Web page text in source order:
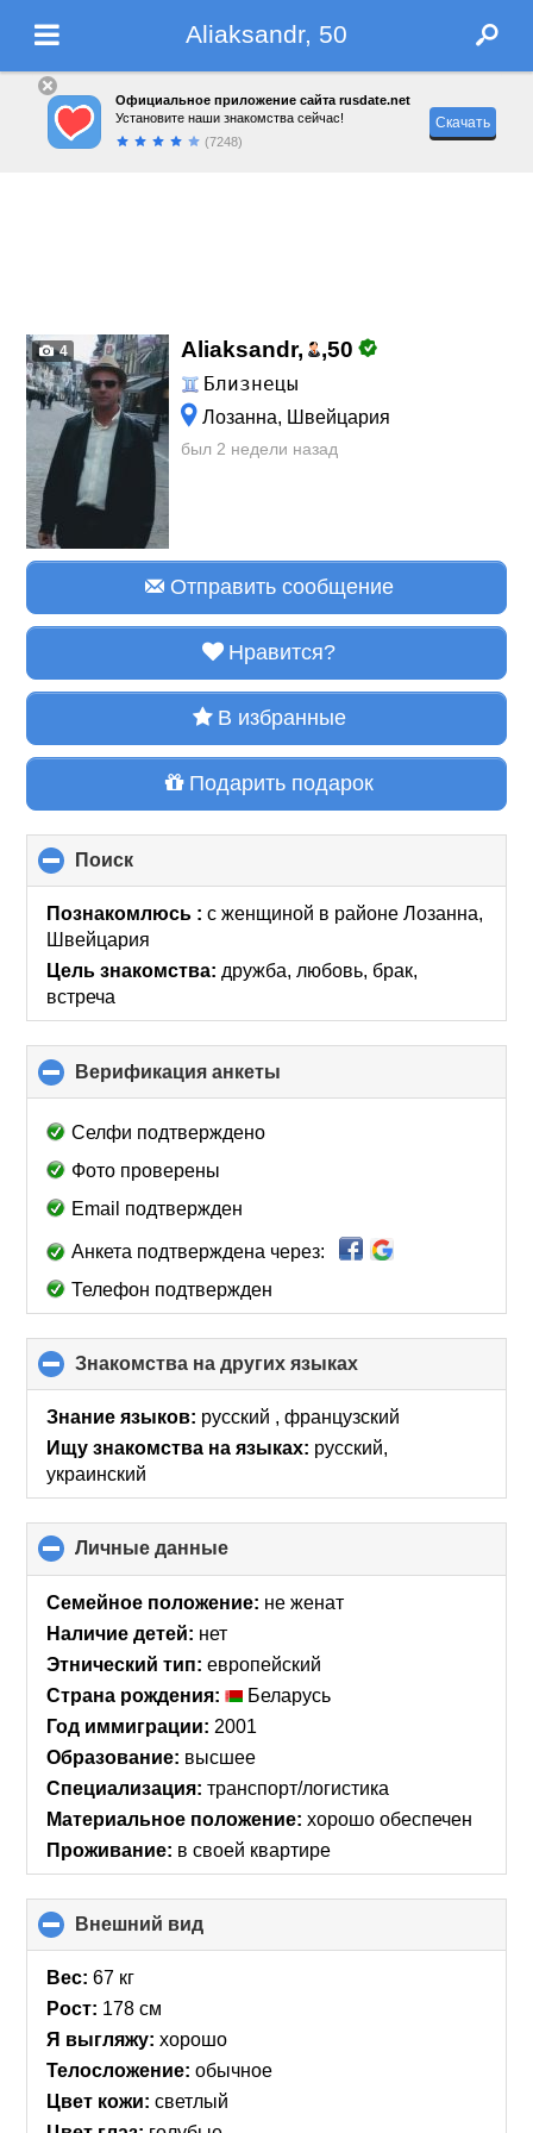
Aliaksandr, 50
Официальное приложение сайта rusdate.net
Установите наши знакомства сейчас!
(7248)
Скачать
4 Aliaksandr, ,50
Близнецы
Лозанна, Швейцария
был 2 недели назад
Отправить сообщение
Нравится?
В избранные
Подарить подарок
Поиск
to
collapse
contents
Познакомлюсь :с женщиной в районе Лозанна,
Швейцария
Цель знакомства: дружба, любовь, брак,
встреча
Верификация анкеты
to
Селфи подтверждено
Фото проверены
Email подтвержден
Анкета подтверждена через:
Телефон подтвержден
Знакомства на других языках
to
collapse
contents
Знание языков: русский , французский
Ищу знакомства на языках: русский,
украинский
Личные данные
to
collapse
Семейное положение: не женат
Наличие детей: нет
Этнический тип: европейский
Страна рождения:
Беларусь
Год иммиграции: 2001
Образование: высшее
Специализация: транспорт/логистика
Материальное положение: хорошо обеспечен
Проживание: в своей квартире
Внешний вид
to
Вес: 67 кг
Рост: 178 см
Я выгляжу: хорошо
Телосложение: обычное
Цвет кожи: светлый